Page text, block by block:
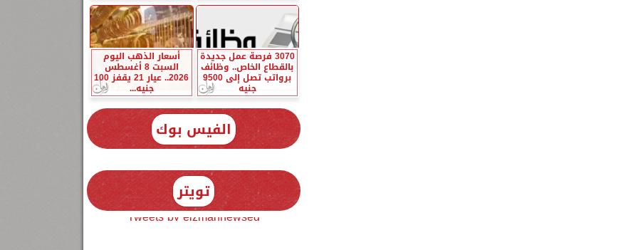
3070 فرصة عمل جديدة
بالقطاع الخاص.. وظائف
برواتب تصل إلى 9500
جنيه
أسعار الذهب اليوم
السبت 8 أغسطس
2026.. عيار 21 يقفز 100
جنيه...
الفيس بوك
تويتر
Tweets by elzmannewseg